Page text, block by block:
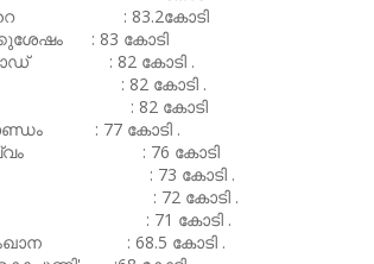
: 83.2കോടി
: 83 കോടി
: 82 കോടി .
: 82 കോടി .
: 82 കോടി
: 77 കോടി .
: 76 കോടി
: 73 കോടി .
: 72 കോടി .
: 71 കോടി .
: 68.5 കോടി .